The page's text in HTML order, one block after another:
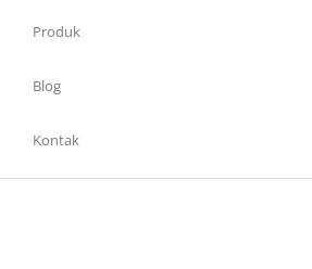
Produk
Blog
Kontak